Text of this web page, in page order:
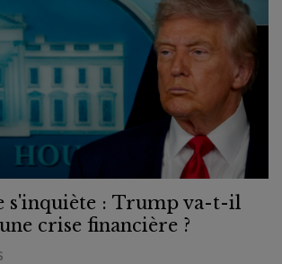
s'inquiète : Trump va-t-il
crise financière ?